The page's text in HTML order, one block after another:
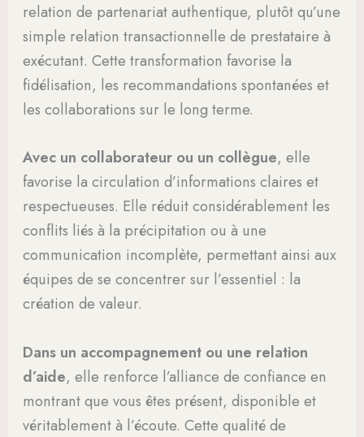
relation de partenariat authentique, plutôt qu’une
simple relation transactionnelle de prestataire à
exécutant. Cette transformation favorise la
fidélisation, les recommandations spontanées et
les collaborations sur le long terme.
Avec un collaborateur ou un collègue, elle
favorise la circulation d’informations claires et
respectueuses. Elle réduit considérablement les
conflits liés à la précipitation ou à une
communication incomplète, permettant ainsi aux
équipes de se concentrer sur l’essentiel : la
création de valeur.
Dans un accompagnement ou une relation
d’aide, elle renforce l’alliance de confiance en
montrant que vous êtes présent, disponible et
véritablement à l’écoute. Cette qualité de